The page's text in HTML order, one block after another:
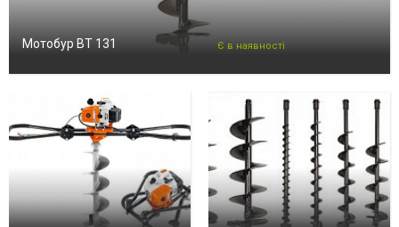
Мотобур BT 131 Є в наявності